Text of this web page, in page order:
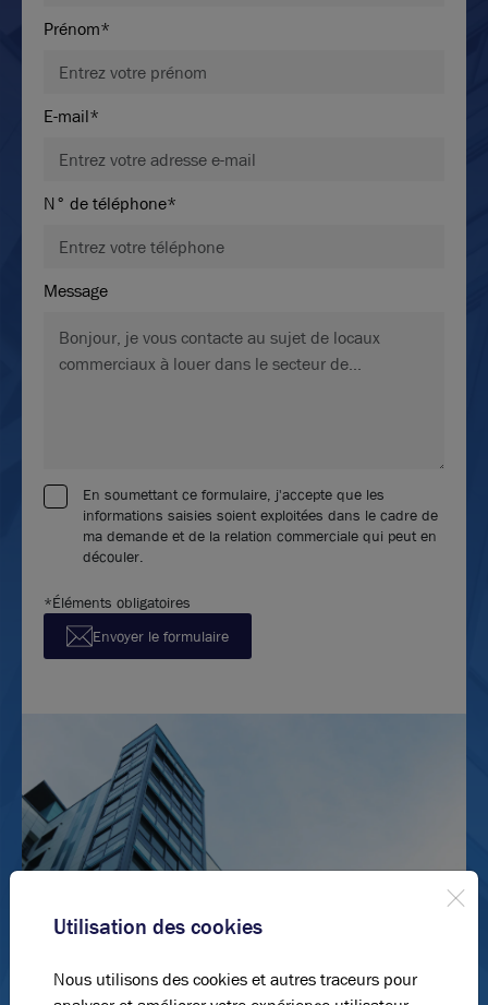
Prénom*
E-mail*
N° de téléphone*
Message
En soumettant ce formulaire, j'accepte que les
informations saisies soient exploitées dans le cadre de
ma demande et de la relation commerciale qui peut en
découler.
*Éléments obligatoires
Envoyer le formulaire
Utilisation des cookies
Nous utilisons des cookies et autres traceurs pour